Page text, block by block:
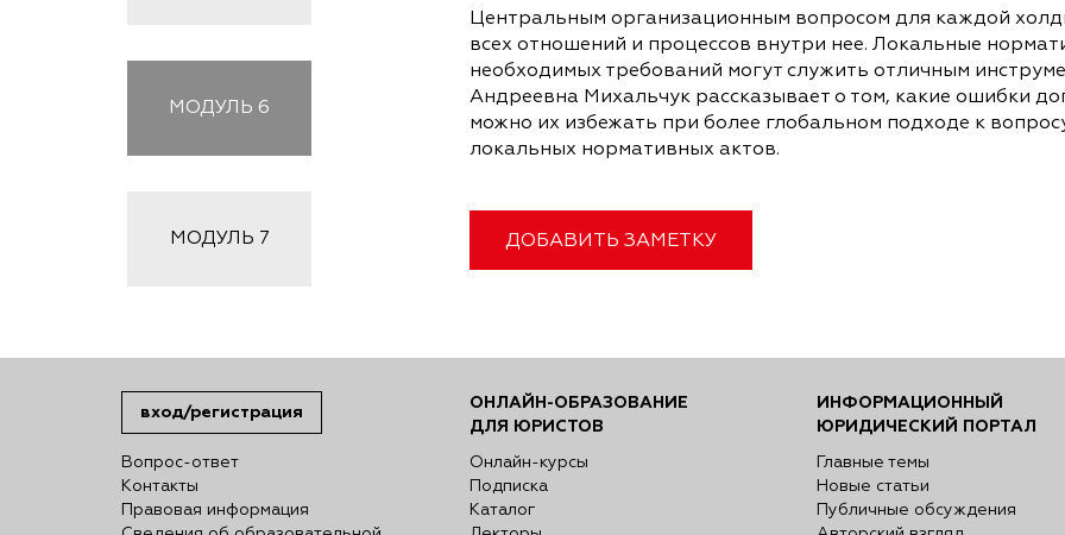
МОДУЛЬ 6
МОДУЛЬ 7
Центральным организационным вопросом для каждой
всех отношений и процессов внутри нее. Локальные
необходимых требований могут служить отличным
Андреевна Михальчук рассказывает о том, какие ошибки
можно их избежать при более глобальном подходе к
локальных нормативных актов.
ДОБАВИТЬ ЗАМЕТКУ
вход/регистрация
Вопрос-ответ
Контакты
Правовая информация
ОНЛАЙН-ОБРАЗОВАНИЕ
ДЛЯ ЮРИСТОВ
Онлайн-курсы
Подписка
Каталог
ИНФОРМАЦИОННЫЙ
ЮРИДИЧЕСКИЙ ПОРТАЛ
Главные темы
Новые статьи
Публичные обсуждения